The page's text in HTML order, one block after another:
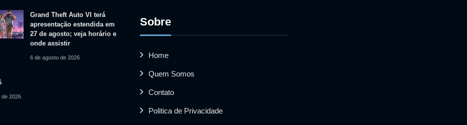
Grand Theft Auto VI terá
apresentação estendida em
27 de agosto; veja horário e
onde assistir
6 de agosto de 2026
de 2026
Sobre
Home
Quem Somos
Contato
Politica de Privacidade